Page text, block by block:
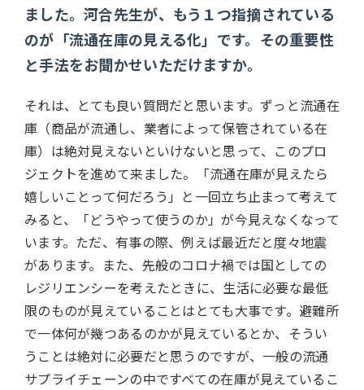
ました。河合先生が、もう１つ指摘されている
のが「流通在庫の見える化」です。その重要性
と手法をお聞かせいただけますか。
それは、とても良い質問だと思います。ずっと流通在
庫（商品が流通し、業者によって保管されている在
庫）は絶対見えないといけないと思って、このプロ
ジェクトを進めて来ました。「流通在庫が見えたら
嬉しいことって何だろう」と一回立ち止まって考えて
みると、「どうやって使うのか」が今見えなくなって
います。ただ、有事の際、例えば最近だと度々地震
があります。また、先般のコロナ禍では国としての
レジリエンシーを考えたときに、生活に必要な最低
限のものが見えていることはとても大事です。避難所
で一体何が幾つあるのかが見えているとか、そうい
うことは絶対に必要だと思うのですが、一般の流通
サプライチェーンの中ですべての在庫が見えているこ